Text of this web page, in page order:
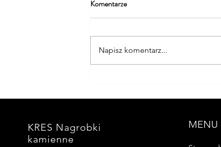
Grobowiec murowany
Komentarze
Napisz komentarz...
KRES Nagrobki
kamienne
MENU